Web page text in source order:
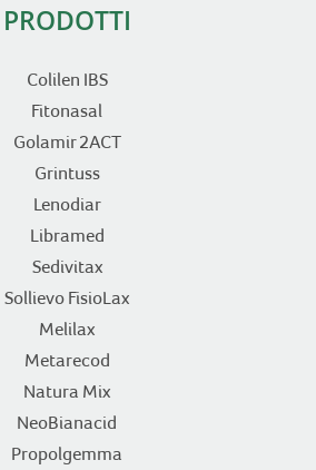
PRODOTTI
Colilen IBS
Fitonasal
Golamir 2ACT
Grintuss
Lenodiar
Libramed
Sedivitax
Sollievo FisioLax
Melilax
Metarecod
Natura Mix
NeoBianacid
Propolgemma